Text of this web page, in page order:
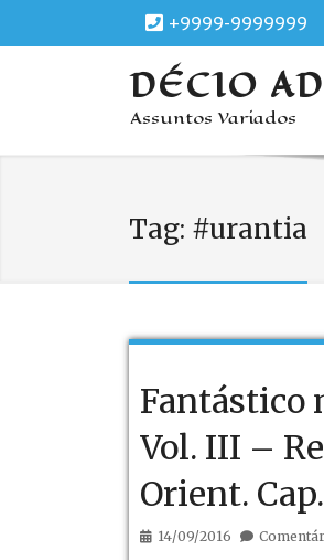
+9999-9999999
DÉCIO
Assuntos Variados
Tag: #urantia
Fantástico
Vol. III –
Orient.
14/09/2016